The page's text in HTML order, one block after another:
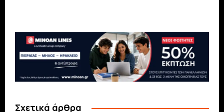
Σχετικά άρθρα